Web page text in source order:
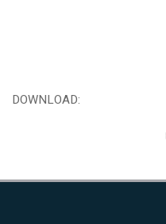
DOWNLOAD: